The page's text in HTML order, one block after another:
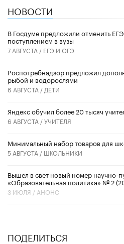
НОВОСТИ
В Госдуме предложили отменить
поступлением в вузы
7 АВГУСТА / ЕГЭ И ОГЭ
Роспотребнадзор предложил
рыбой и водорослями
6 АВГУСТА / ДЕТИ
​Яндекс обучил более 20 тысяч
6 АВГУСТА /УЧИТЕЛЯ
Минимальный набор товаров для
5 АВГУСТА / ШКОЛЬНИКИ
Вышел в свет новый номер научно-
«Образовательная политика» № 2
3 ИЮЛЯ / АНОНС
ПОДЕЛИТЬСЯ